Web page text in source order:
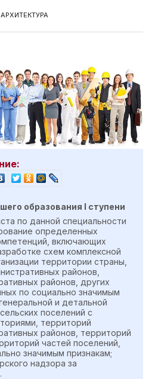
АРХИТЕКТУРА
образования I ступени
по данной специальности
определенных
включающих
схем комплексной
территории страны,
районов,
районов, других
по социально значимым
и детальной
поселений с
территорий
районов, территорий
частей поселений,
значимым признакам;
надзора за